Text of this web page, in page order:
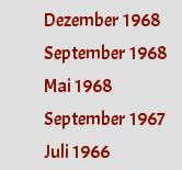
Dezember 1968
September 1968
Mai 1968
September 1967
Juli 1966